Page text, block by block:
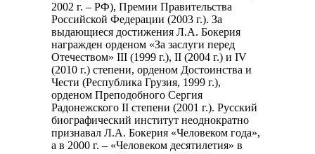
2002 г. – РФ), Премии Правительства
Российской Федерации (2003 г.). За
выдающиеся достижения Л.А. Бокерия
награжден орденом «За заслуги перед
Отечеством» III (1999 г.), II (2004 г.) и IV
(2010 г.) степени, орденом Достоинства и
Чести (Республика Грузия, 1999 г.),
орденом Преподобного Сергия
Радонежского II степени (2001 г.). Русский
биографический институт неоднократно
признавал Л.А. Бокерия «Человеком года»,
а в 2000 г. – «Человеком десятилетия» в